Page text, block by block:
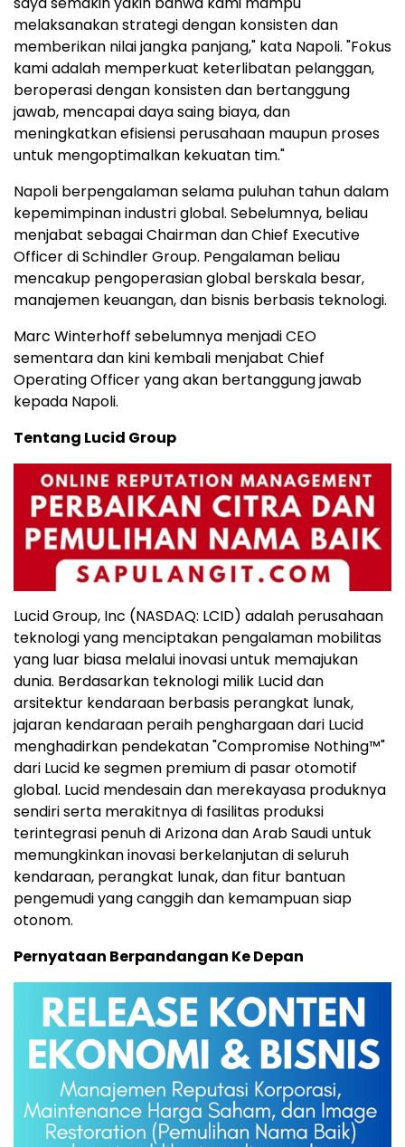
melaksanakan strategi dengan konsisten dan
memberikan nilai jangka panjang," kata Napoli. "Fokus
kami adalah memperkuat keterlibatan pelanggan,
beroperasi dengan konsisten dan bertanggung
jawab, mencapai daya saing biaya, dan
meningkatkan efisiensi perusahaan maupun proses
untuk mengoptimalkan kekuatan tim."
Napoli berpengalaman selama puluhan tahun dalam
kepemimpinan industri global. Sebelumnya, beliau
menjabat sebagai Chairman dan Chief Executive
Officer di Schindler Group. Pengalaman beliau
mencakup pengoperasian global berskala besar,
manajemen keuangan, dan bisnis berbasis teknologi.
Marc Winterhoff sebelumnya menjadi CEO
sementara dan kini kembali menjabat Chief
Operating Officer yang akan bertanggung jawab
kepada Napoli.
Tentang Lucid Group
Lucid Group, Inc (NASDAQ: LCID) adalah perusahaan
teknologi yang menciptakan pengalaman mobilitas
yang luar biasa melalui inovasi untuk memajukan
dunia. Berdasarkan teknologi milik Lucid dan
arsitektur kendaraan berbasis perangkat lunak,
jajaran kendaraan peraih penghargaan dari Lucid
menghadirkan pendekatan "Compromise Nothing™"
dari Lucid ke segmen premium di pasar otomotif
global. Lucid mendesain dan merekayasa produknya
sendiri serta merakitnya di fasilitas produksi
terintegrasi penuh di Arizona dan Arab Saudi untuk
memungkinkan inovasi berkelanjutan di seluruh
kendaraan, perangkat lunak, dan fitur bantuan
pengemudi yang canggih dan kemampuan siap
otonom.
Pernyataan Berpandangan Ke Depan